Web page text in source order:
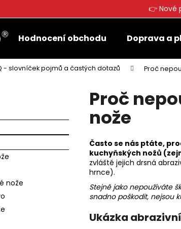
👉 Nové
Hodnocení obchodu Doprava a
- slovníček pojmů a častých dotazů Proč
nože
Proč
nože
Často se nás ptáte,
kuchyňských nožů
zvláště jejich drsná
hrnce).
Stejně jako nepoužíváte
snadno poškodit, nejsou
Ukázka
Co